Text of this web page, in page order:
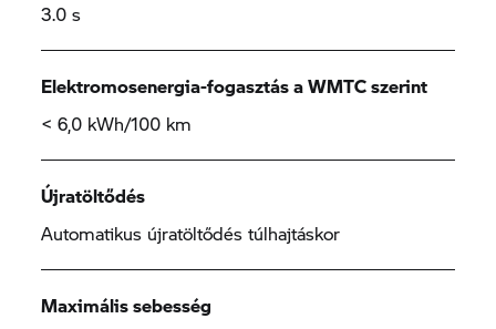
3.0 s
Elektromosenergia-fogasztás a WMTC szerint
< 6,0 kWh/100 km
Újratöltődés
Automatikus újratöltődés túlhajtáskor
Maximális sebesség